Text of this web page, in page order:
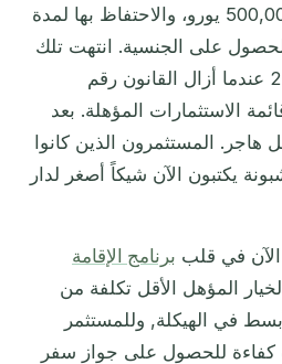
شقة في لشبونة بمبلغ 500,000 يورو، والاحتفاظ بها لمدة
على الجنسية. انتهت تلك
الصيغة في 7 أكتوبر 2023 عندما أزال القانون رقم
من قائمة الاستثمارات المؤهلة. بعد
هاجر. المستثمرون الذين كانوا
يكتبون الآن شيكاً أصغر لدار
الآن في قلب برنامج الإقامة
الخيار المؤهل الأقل تكلفة من
في الهيكلة, وللمستثمر
كفاءة للحصول على جواز سفر